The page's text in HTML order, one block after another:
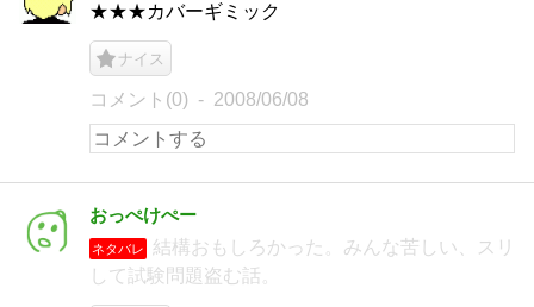
★★★カバーギミック
ナイス
コメント(0) 2008/06/08
おっぺけぺー
ネタバレ
結構おもしろかった。みんな苦しい、スリ
して試験問題盗む話。